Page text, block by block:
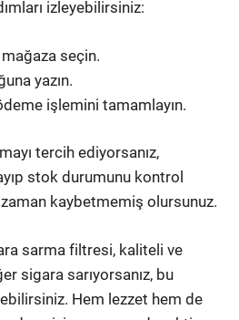
izleyebilirsiniz:
seçin.
yazın.
işlemini tamamlayın.
tercih ediyorsanız,
stok durumunu kontrol
kaybetmemiş olursunuz.
sarma filtresi, kaliteli ve
sigara sarıyorsanız, bu
Hem lezzet hem de